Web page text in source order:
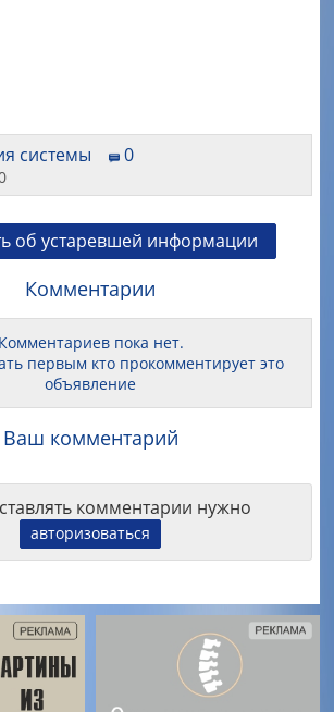
системы 0
об устаревшей информации
Комментарии
Комментариев пока нет.
первым кто прокомментирует это
объявление
Ваш комментарий
комментарии нужно
авторизоваться